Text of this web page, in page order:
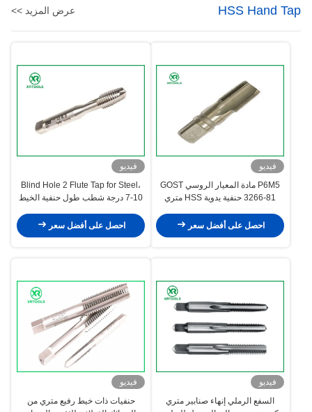
HSS Hand Tap عرض المزيد >>
فيديو
P6M5 مادة المعيار الروسي GOST
3266-81 حنفية يدوية HSS متري
احصل على أفضل سعر
فيديو
Blind Hole 2 Flute Tap for Steel،
7-10 درجة شطب طول حنفية الخيط
احصل على أفضل سعر
فيديو
السفع الرملي إنهاء صنابير متري
فيديو
حنفيات ذات خيط رفيع متري من